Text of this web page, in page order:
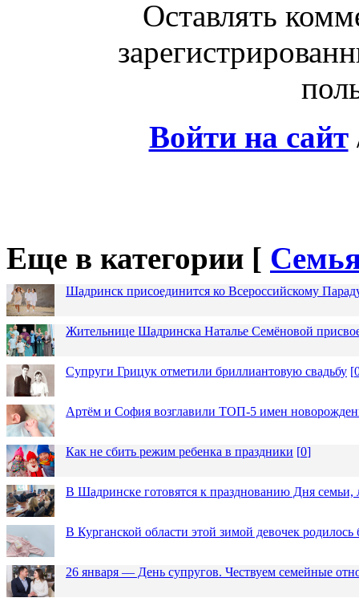
Оставлять
Войти на сайт
Еще в категории [
Шадринск присоединится ко Всероссийскому
Жительнице Шадринска Наталье Семёновой
Супруги Грицук отметили бриллиантовую свадьбу [
Артём и София возглавили ТОП-5 имен
Как не сбить режим ребенка в праздники [0]
В Шадринске готовятся к празднованию Дня семьи,
В Курганской области этой зимой девочек
26 января — День супругов. Чествуем семейные